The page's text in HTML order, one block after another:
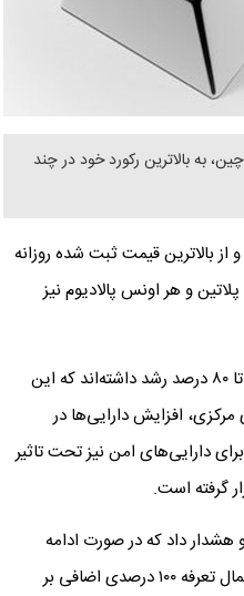
به بالاترین رکورد خود در چند
یافت و به بالای ۵۱ دلار رسید و از بالاترین قیمت ثبت شده روزانه
فراتر رفت و قیمت هر اونس پلاتین و هر اونس پالادیوم نیز
قیمت فلزات گرانبها در سال میلادی جاری رشد کردند و قیمت فلزات اصلی این مجموعه، بین ۵۰ تا ۸۰ درصد رشد داشته‌اند که این
افزایش دارایی‌ها در
دارایی‌های امن نیز تحت تاثیر
گرفته است.
هشدار داد که در صورت ادامه
اقدامات جدید آمریکا، تلافی خواهد کرد. دونالد ترامپ، رئیس‌جمهور آمریکا که هفته گذشته از اعمال تعرفه ۱۰۰ درصدی اضافی بر